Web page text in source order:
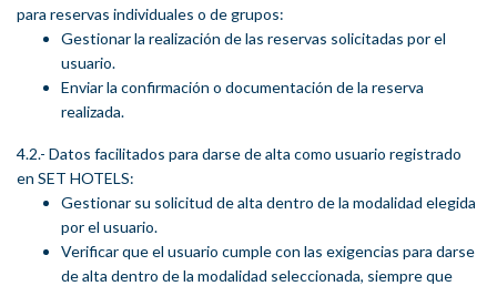
para reservas individuales o de grupos:
Gestionar la realización de las reservas solicitadas por el
usuario.
Enviar la confirmación o documentación de la reserva
realizada.
4.2.- Datos facilitados para darse de alta como usuario registrado
en SET HOTELS:
Gestionar su solicitud de alta dentro de la modalidad elegida
por el usuario.
Verificar que el usuario cumple con las exigencias para darse
de alta dentro de la modalidad seleccionada, siempre que